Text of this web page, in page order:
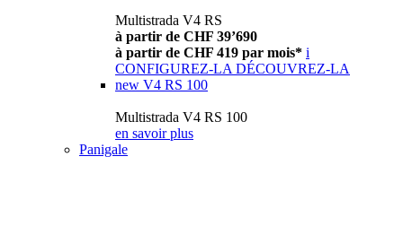
Multistrada V4 RS
à partir de CHF 39’690
à partir de CHF 419 par mois* i
CONFIGUREZ-LA DÉCOUVREZ-LA
new V4 RS 100
Multistrada V4 RS 100
en savoir plus
Panigale